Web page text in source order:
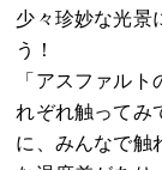
少々珍妙な光景
う！
「アスファル
れぞれ触ってみ
に、みんなで触